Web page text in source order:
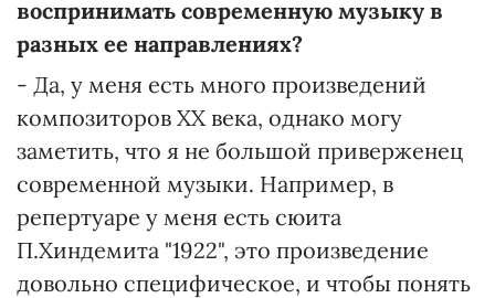
воспринимать современную музыку в
разных ее направлениях?
- Да, у меня есть много произведений
композиторов ХХ века, однако могу
заметить, что я не большой приверженец
современной музыки. Например, в
репертуаре у меня есть сюита
П.Хиндемита "1922", это произведение
довольно специфическое, и чтобы понять